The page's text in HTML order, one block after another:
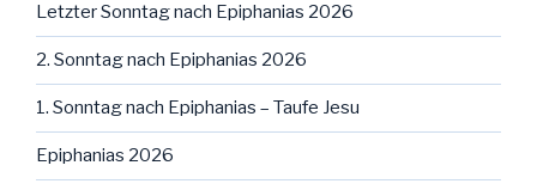
Letzter Sonntag nach Epiphanias 2026
2. Sonntag nach Epiphanias 2026
1. Sonntag nach Epiphanias – Taufe Jesu
Epiphanias 2026